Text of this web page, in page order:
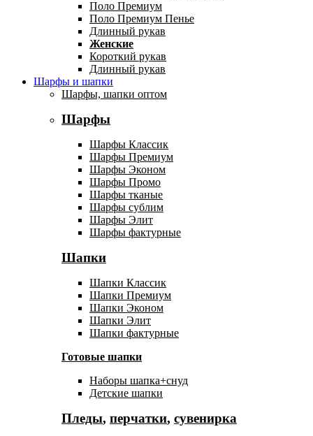
Поло Премиум
Поло Премиум Пенье
Длинный рукав
Женские
Короткий рукав
Длинный рукав
Шарфы и шапки
Шарфы, шапки оптом
Шарфы
Шарфы Классик
Шарфы Премиум
Шарфы Эконом
Шарфы Промо
Шарфы тканые
Шарфы сублим
Шарфы Элит
Шарфы фактурные
Шапки
Шапки Классик
Шапки Премиум
Шапки Эконом
Шапки Элит
Шапки фактурные
Готовые шапки
Наборы шапка+снуд
Детские шапки
Пледы, перчатки, сувенирка